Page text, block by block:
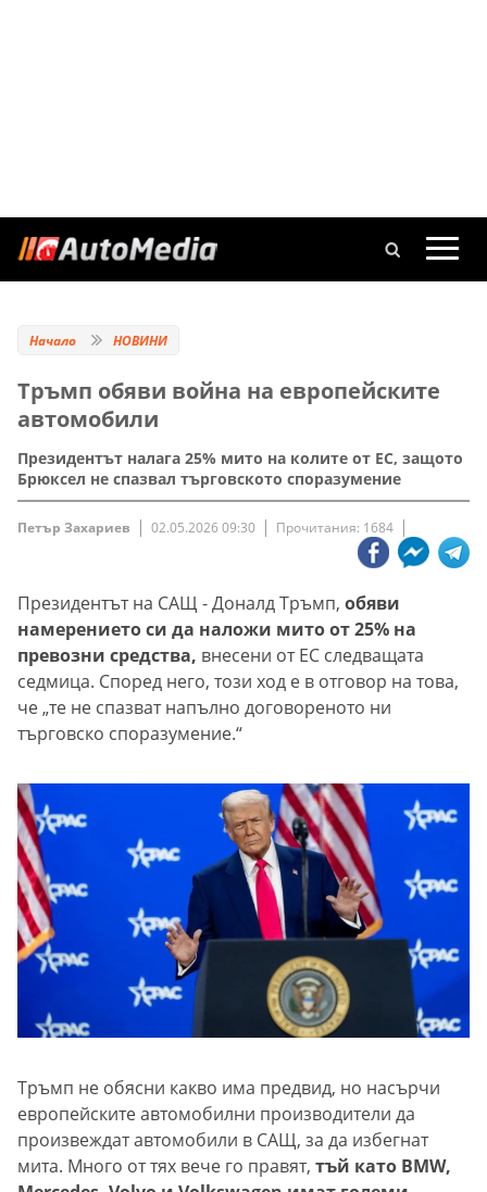
Начало НОВИНИ
Тръмп обяви война на европейските
автомобили
Президентът налага 25% мито на колите от ЕС, защото
Брюксел не спазвал търговското споразумение
Петър Захариев 02.05.2026 09:30 Прочитания: 1684
Президентът на САЩ - Доналд Тръмп, обяви
намерението си да наложи мито от 25% на
превозни средства, внесени от ЕС следващата
седмица. Според него, този ход е в отговор на това,
че „те не спазват напълно договореното ни
търговско споразумение.“
Тръмп не обясни какво има предвид, но насърчи
европейските автомобилни производители да
произвеждат автомобили в САЩ, за да избегнат
мита. Много от тях вече го правят, тъй като BMW,